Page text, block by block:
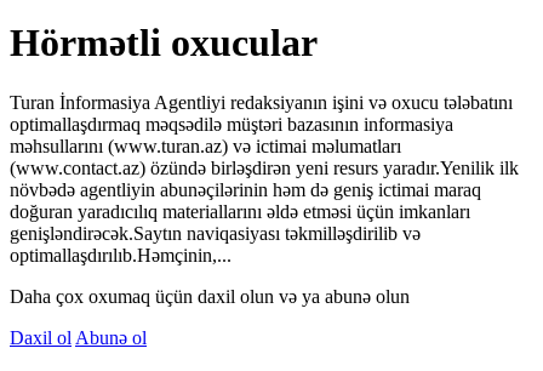
Hörmətli oxucular
Turan İnformasiya Agentliyi redaksiyanın işini və oxucu tələbatını
optimallaşdırmaq məqsədilə müştəri bazasının informasiya
məhsullarını (www.turan.az) və ictimai məlumatları
(www.contact.az) özündə birləşdirən yeni resurs yaradır.Yenilik ilk
növbədə agentliyin abunəçilərinin həm də geniş ictimai maraq
doğuran yaradıcılıq materiallarını əldə etməsi üçün imkanları
genişləndirəcək.Saytın naviqasiyası təkmilləşdirilib və
optimallaşdırılıb.Həmçinin,...
Daha çox oxumaq üçün daxil olun və ya abunə olun
Daxil ol Abunə ol